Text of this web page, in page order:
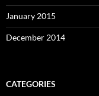
January 2015
December 2014
CATEGORIES